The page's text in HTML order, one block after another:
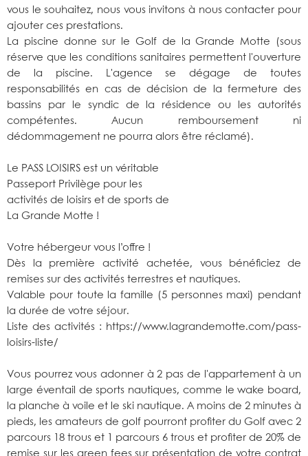
vous le souhaitez, nous vous invitons à nous contacter pour
ajouter ces prestations.
La piscine donne sur le Golf de la Grande Motte (sous
réserve que les conditions sanitaires permettent l'ouverture
de la piscine. L'agence se dégage de toutes
responsabilités en cas de décision de la fermeture des
bassins par le syndic de la résidence ou les autorités
compétentes. Aucun remboursement ni
dédommagement ne pourra alors être réclamé).
Le PASS LOISIRS est un véritable
Passeport Privilège pour les
activités de loisirs et de sports de
La Grande Motte !
Votre hébergeur vous l’offre !
Dès la première activité achetée, vous bénéficiez de
remises sur des activités terrestres et nautiques.
Valable pour toute la famille (5 personnes maxi) pendant
la durée de votre séjour.
Liste des activités : https://www.lagrandemotte.com/pass-
loisirs-liste/
Vous pourrez vous adonner à 2 pas de l'appartement à un
large éventail de sports nautiques, comme le wake board,
la planche à voile et le ski nautique. A moins de 2 minutes à
pieds, les amateurs de golf pourront profiter du Golf avec 2
parcours 18 trous et 1 parcours 6 trous et profiter de 20% de
remise sur les green fees sur présentation de votre contrat